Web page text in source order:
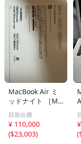
MacBook Air ミ
ッドナイト ［M
W123J/A］ SSD2
56GB メモリ16G
B 10コアCPU 8コ
アGPU M4 13.6-i
目前出價
¥ 110,000
($23,003)
(